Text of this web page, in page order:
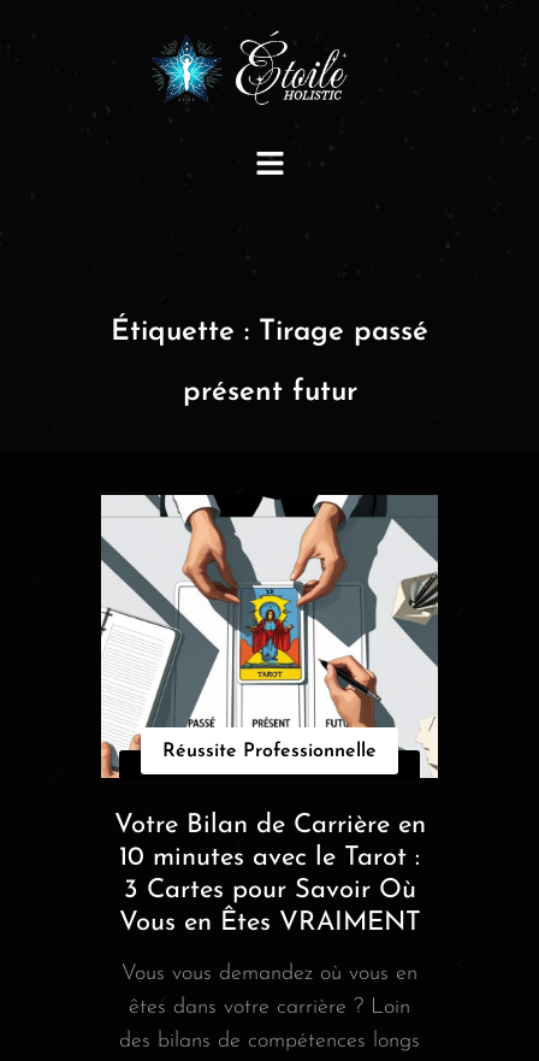
Étiquette : Tirage passé
présent futur
Réussite Professionnelle
Votre Bilan de Carrière en
10 minutes avec le Tarot :
3 Cartes pour Savoir Où
Vous en Êtes VRAIMENT
Vous vous demandez où vous en
êtes dans votre carrière ? Loin
des bilans de compétences longs